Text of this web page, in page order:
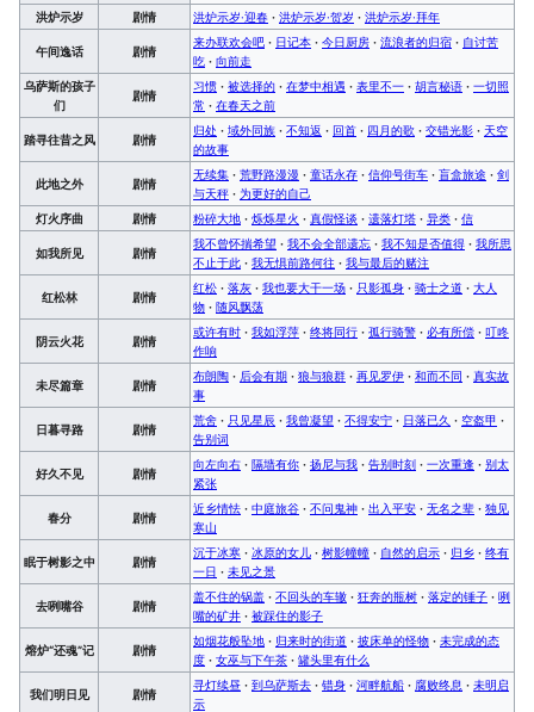
洪炉示岁
剧情 洪炉示岁·迎春 · 洪炉示岁·贺岁 · 洪炉示岁·拜年
午间逸话 剧情
来办联欢会吧 · 日记本 · 今日厨房 · 流浪者的归宿 · 自讨苦
吃 · 向前走
乌萨斯的孩子
们
剧情
习惯 · 被选择的 · 在梦中相遇 · 表里不一 · 胡言秘语 · 一切照
常 · 在春天之前
踏寻往昔之风 剧情
归处 · 域外同族 · 不知返 · 回首 · 四月的歌 · 交错光影 · 天空
的故事
此地之外 剧情
无续集 · 荒野路漫漫 · 童话永存 · 信仰号街车 · 盲盒旅途 · 剑
与天秤 · 为更好的自己
灯火序曲
剧情 粉碎大地 · 烁烁星火 · 真假怪谈 · 遗落灯塔 · 异类 · 信
如我所见 剧情
我不曾怀揣希望 · 我不会全部遗忘 · 我不知是否值得 · 我所思
不止于此 · 我无惧前路何往 · 我与最后的赌注
红松林 剧情
红松 · 落灰 · 我也要大干一场 · 只影孤身 · 骑士之道 · 大人
物 · 随风飘荡
阴云火花 剧情
或许有时 · 我如浮萍 · 终将同行 · 孤行骑警 · 必有所偿 · 叮咚
作响
未尽篇章 剧情
布朗陶 · 后会有期 · 狼与狼群 · 再见罗伊 · 和而不同 · 真实故
事
日暮寻路 剧情
荒舍 · 只见星辰 · 我曾凝望 · 不得安宁 · 日落已久 · 空盔甲 ·
告别词
好久不见 剧情
向左向右 · 隔墙有你 · 扬尼与我 · 告别时刻 · 一次重逢 · 别太
紧张
春分 剧情
近乡情怯 · 中庭旅谷 · 不问鬼神 · 出入平安 · 无名之辈 · 独见
寒山
眠于树影之中 剧情
沉于冰寒 · 冰原的女儿 · 树影幢幢 · 自然的启示 · 归乡 · 终有
一日 · 未见之景
去咧嘴谷 剧情
盖不住的锅盖 · 不回头的车辙 · 狂奔的瓶树 · 落定的锤子 · 咧
嘴的矿井 · 被踩住的影子
熔炉“还魂”记 剧情
如烟花般坠地 · 归来时的街道 · 披床单的怪物 · 未完成的态
度 · 女巫与下午茶 · 罐头里有什么
我们明日见 剧情
寻灯续昼 · 到乌萨斯去 · 错身 · 河畔航船 · 腐败终息 · 未明启
示